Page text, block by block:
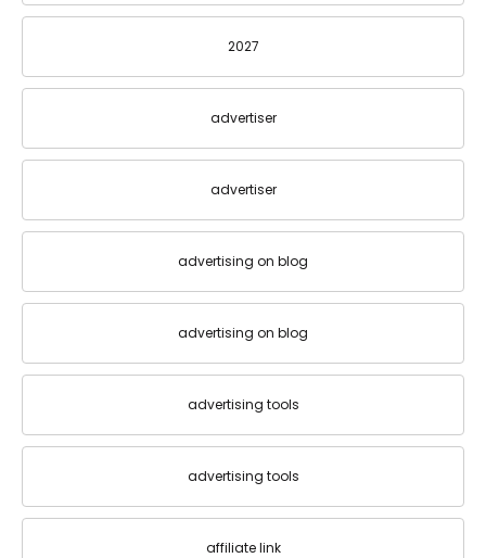
2027
advertiser
advertiser
advertising on blog
advertising on blog
advertising tools
advertising tools
affiliate link